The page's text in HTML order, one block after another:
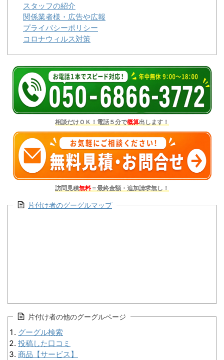
スタッフの紹介
関係業者様・広告や広報
プライバシーポリシー
コロナウィルス対策
相談だけＯＫ！電話５分で概算出します！
訪問見積無料 ＝最終金額・追加請求無し！
片付け者のグーグルマップ
片付け者の他のグーグルページ
グーグル検索
投稿した口コミ
商品【サービス】